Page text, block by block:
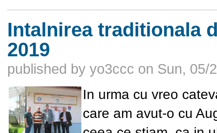
Intalnirea traditionala
2019
published by yo3ccc on Sun, 05/
In urma cu vreo
care am avut-o cu